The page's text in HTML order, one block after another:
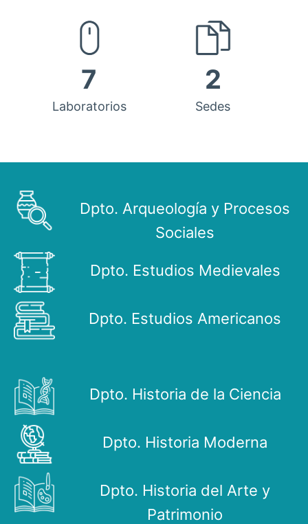
7
Laboratorios
2
Sedes
Dpto. Arqueología y Procesos
Sociales
Dpto. Estudios Medievales
Dpto. Estudios Americanos
Dpto. Historia de la Ciencia
Dpto. Historia Moderna
Dpto. Historia del Arte y
Patrimonio